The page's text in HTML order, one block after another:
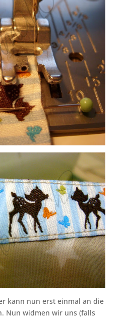
kann nun erst einmal an die
Nun widmen wir uns (falls